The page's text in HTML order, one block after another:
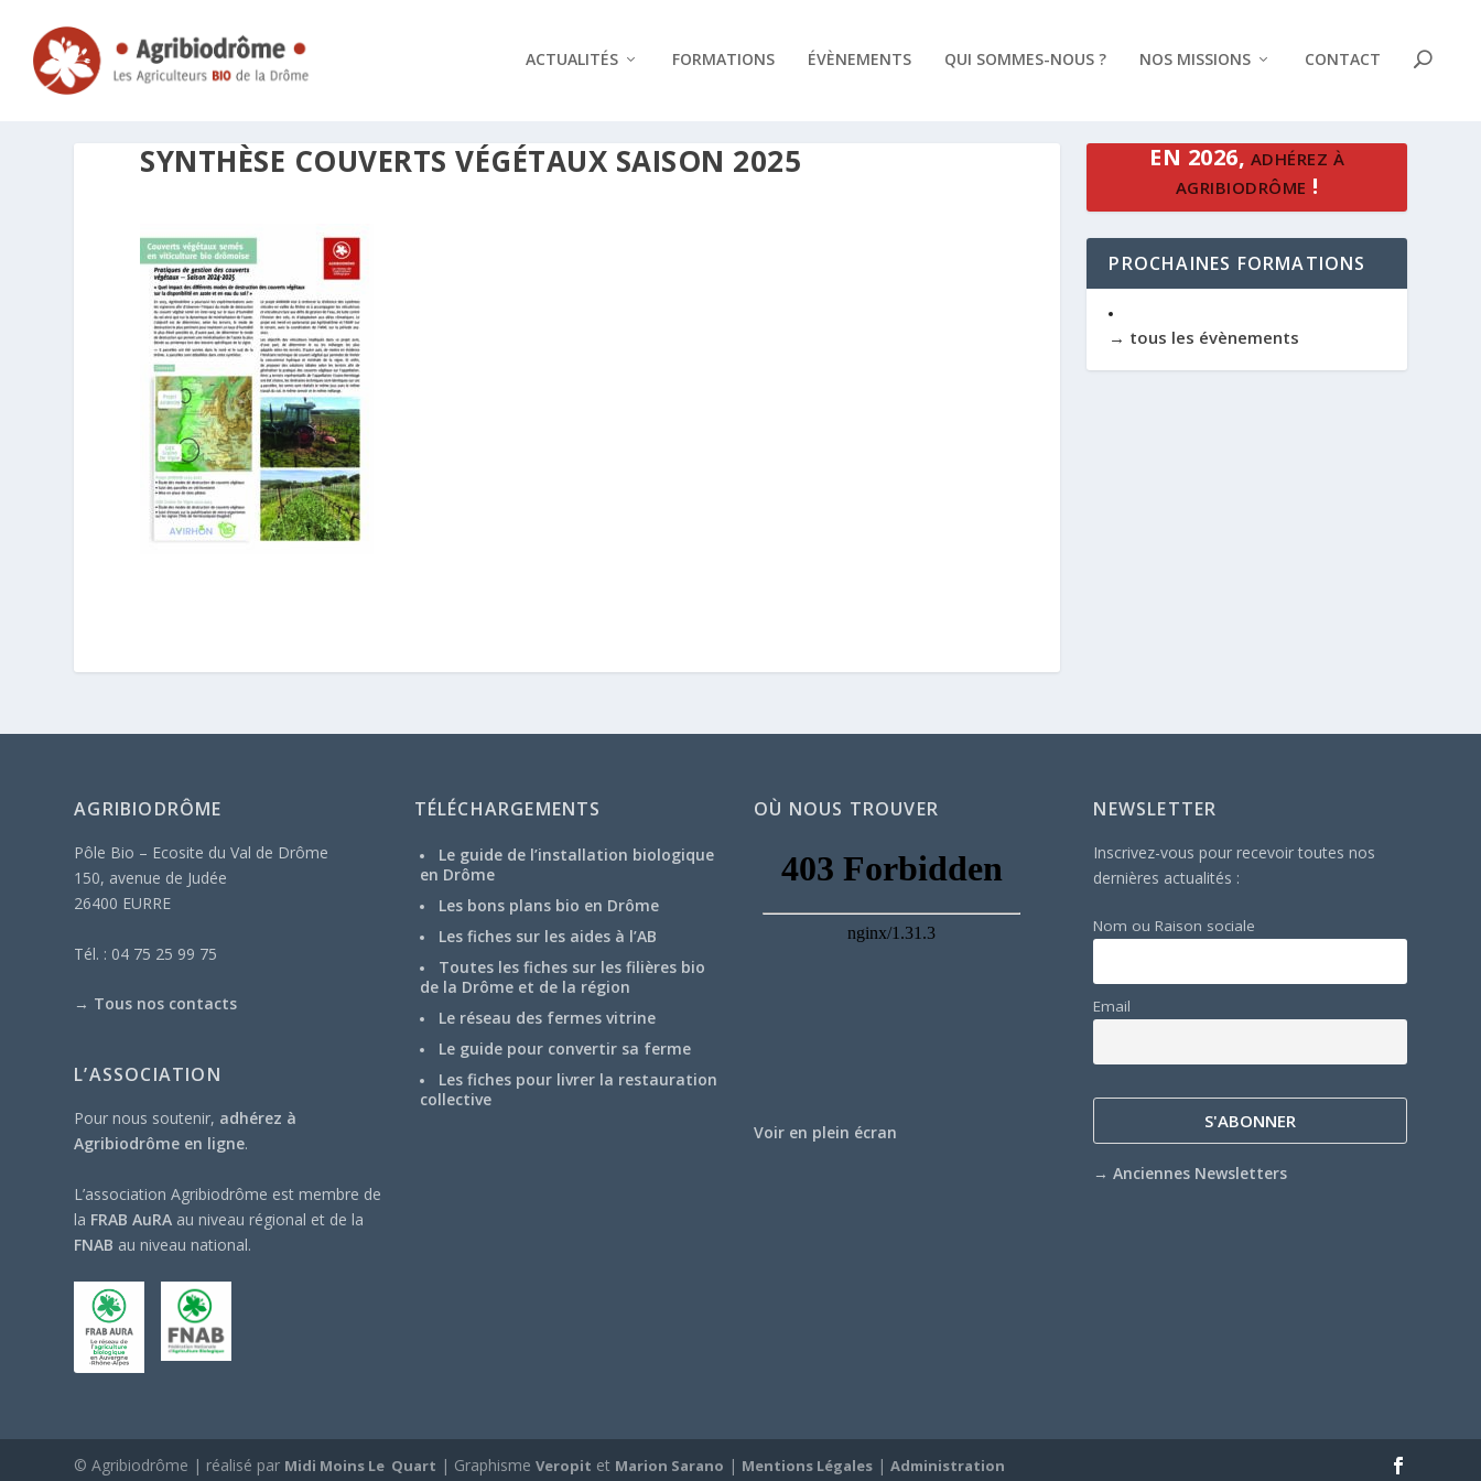
ACTUALITÉS FORMATIONS ÉVÈNEMENTS QUI SOMMES-NOUS ? NOS MISSIONS CONTACT
SYNTHÈSE COUVERTS VÉGÉTAUX SAISON 2025 EN 2026, ADHÉREZ À
AGRIBIODRÔME !
PROCHAINES FORMATIONS
→ tous les évènements
AGRIBIODRÔME
Pôle Bio – Ecosite du Val de Drôme
150, avenue de Judée
26400 EURRE
Tél. : 04 75 25 99 75
→ Tous nos contacts
L’ASSOCIATION
Pour nous soutenir, adhérez à
Agribiodrôme en ligne.
L’association Agribiodrôme est membre de
la FRAB AuRA au niveau régional et de la
FNAB au niveau national.
TÉLÉCHARGEMENTS
Le guide de l’installation biologique
en Drôme
Les bons plans bio en Drôme
Les fiches sur les aides à l’AB
Toutes les fiches sur les filières bio
de la Drôme et de la région
Le réseau des fermes vitrine
Le guide pour convertir sa ferme
Les fiches pour livrer la restauration
collective
OÙ NOUS TROUVER
Voir en plein écran
NEWSLETTER
Inscrivez-vous pour recevoir toutes nos
dernières actualités :
Nom ou Raison sociale
Email
→Anciennes Newsletters
© Agribiodrôme | réalisé par Midi Moins Le Quart | GraphismeVeropit et Marion Sarano | Mentions Légales |Administration